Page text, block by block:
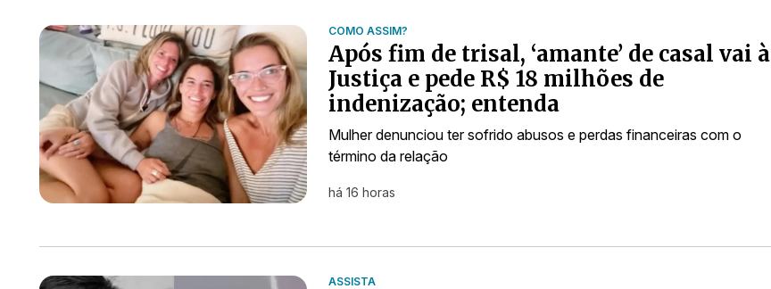
COMO ASSIM?
Após fim de trisal, ‘amante’ de casal vai à
Justiça e pede R$ 18 milhões de
indenização; entenda
Mulher denunciou ter sofrido abusos e perdas financeiras com o
término da relação
há 16 horas
ASSISTA